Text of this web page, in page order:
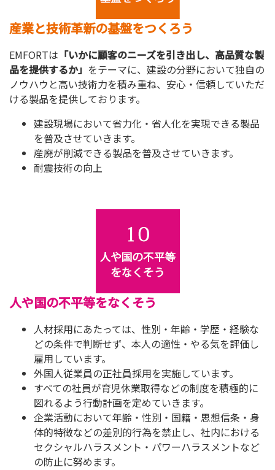
産業と技術革新の基盤をつくろう
EMFORTは 「いかに顧客のニーズを引き出し、高品質な製
品を提供するか」 をテーマに、建設の分野において独自の
ノウハウと高い技術力を積み重ね、安心・信頼していただ
ける製品を提供しております。
建設現場において省力化・省人化を実現できる製品
を普及させていきます。
産廃が削減できる製品を普及させていきます。
耐震技術の向上
人や国の不平等をなくそう
人材採用にあたっては、性別・年齢・学歴・経験な
どの条件で判断せず、本人の適性・やる気を評価し
雇用しています。
外国人従業員の正社員採用を実施しています。
すべての社員が育児休業取得などの制度を積極的に
図れるよう行動計画を定めていきます。
企業活動において年齢・性別・国籍・思想信条・身
体的特徴などの差別的行為を禁止し、社内における
セクシャルハラスメント・パワーハラスメントなど
の防止に努めます。